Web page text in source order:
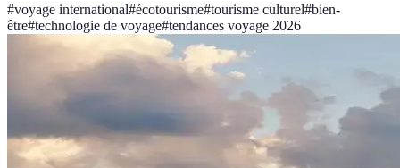
#voyage international#écotourisme#tourisme culturel#bien-
être#technologie de voyage#tendances voyage 2026